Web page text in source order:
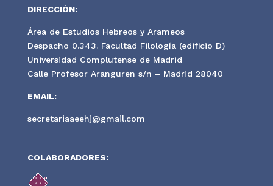
DIRECCIÓN:
Área de Estudios Hebreos y Arameos
Despacho 0.343. Facultad Filología (edificio D)
Universidad Complutense de Madrid
Calle Profesor Aranguren s/n – Madrid 28040
EMAIL:
secretariaaeehj@gmail.com
COLABORADORES: